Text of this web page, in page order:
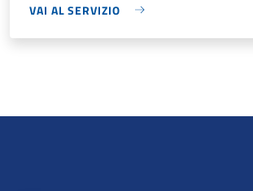
VAI AL SERVIZIO